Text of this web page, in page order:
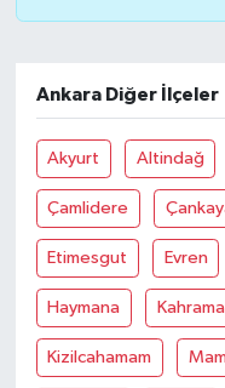
Ankara Diğer İlçeler
Akyurt Altindağ
Çamlidere
Etimesgut Evren
Haymana
Kizilcahamam